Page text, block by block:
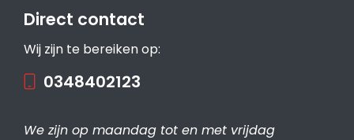
Direct contact
Wij zijn te bereiken op:
0348402123
We zijn op maandag tot en met vrijdag